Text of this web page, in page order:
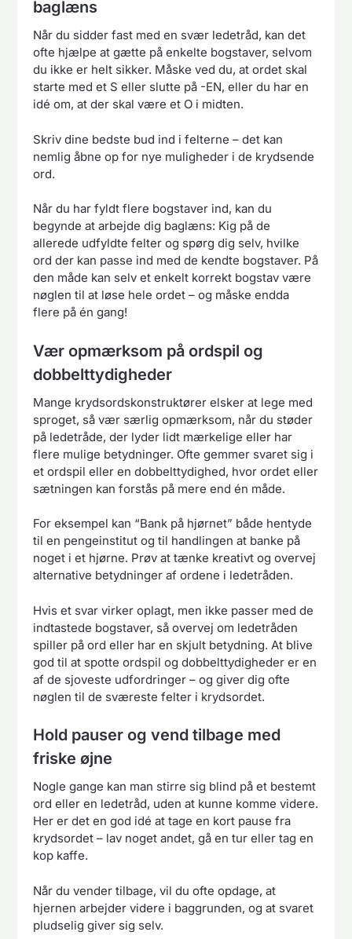
baglæns
Når du sidder fast med en svær ledetråd, kan det
ofte hjælpe at gætte på enkelte bogstaver, selvom
du ikke er helt sikker. Måske ved du, at ordet skal
starte med et S eller slutte på -EN, eller du har en
idé om, at der skal være et O i midten.
Skriv dine bedste bud ind i felterne – det kan
nemlig åbne op for nye muligheder i de krydsende
ord.
Når du har fyldt flere bogstaver ind, kan du
begynde at arbejde dig baglæns: Kig på de
allerede udfyldte felter og spørg dig selv, hvilke
ord der kan passe ind med de kendte bogstaver. På
den måde kan selv et enkelt korrekt bogstav være
nøglen til at løse hele ordet – og måske endda
flere på én gang!
Vær opmærksom på ordspil og
dobbelttydigheder
Mange krydsordskonstruktører elsker at lege med
sproget, så vær særlig opmærksom, når du støder
på ledetråde, der lyder lidt mærkelige eller har
flere mulige betydninger. Ofte gemmer svaret sig i
et ordspil eller en dobbelttydighed, hvor ordet eller
sætningen kan forstås på mere end én måde.
For eksempel kan “Bank på hjørnet” både hentyde
til en pengeinstitut og til handlingen at banke på
noget i et hjørne. Prøv at tænke kreativt og overvej
alternative betydninger af ordene i ledetråden.
Hvis et svar virker oplagt, men ikke passer med de
indtastede bogstaver, så overvej om ledetråden
spiller på ord eller har en skjult betydning. At blive
god til at spotte ordspil og dobbelttydigheder er en
af de sjoveste udfordringer – og giver dig ofte
nøglen til de sværeste felter i krydsordet.
Hold pauser og vend tilbage med
friske øjne
Nogle gange kan man stirre sig blind på et bestemt
ord eller en ledetråd, uden at kunne komme videre.
Her er det en god idé at tage en kort pause fra
krydsordet – lav noget andet, gå en tur eller tag en
kop kaffe.
Når du vender tilbage, vil du ofte opdage, at
hjernen arbejder videre i baggrunden, og at svaret
pludselig giver sig selv.